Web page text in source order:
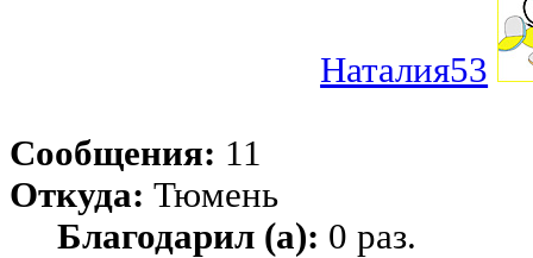
Наталия53
Сообщения: 11
Откуда: Тюмень
Благодарил (а): 0 раз.